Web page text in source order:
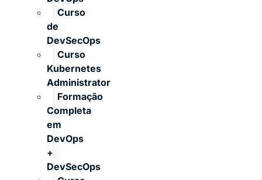
Curso
de
DevSecOps
Curso
Kubernetes
Administrator
Formação
Completa
em
DevOps
+
DevSecOps